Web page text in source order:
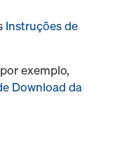
Instruções de
exemplo,
Download da